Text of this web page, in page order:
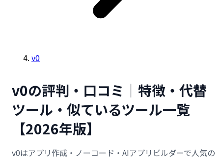
v0
v0の評判・口コミ｜特徴・代替
ツール・似ているツール一覧
【2026年版】
v0はアプリ作成・ノーコード・AIアプリビルダーで人気の